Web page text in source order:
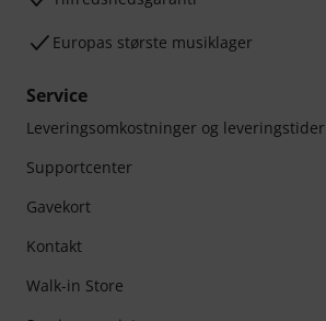
Europas største musiklager
Service
Leveringsomkostninger og leveringstider
Supportcenter
Gavekort
Kontakt
Walk-in Store